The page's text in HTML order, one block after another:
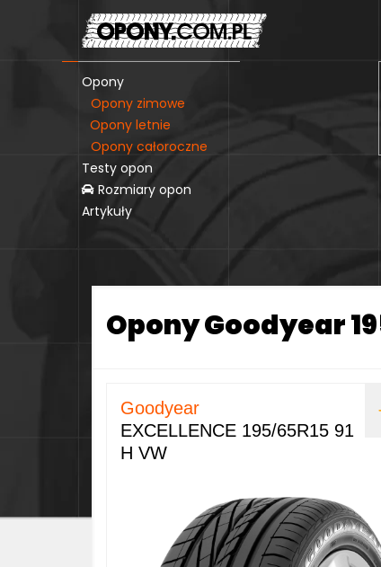
Opony
Opony zimowe
Opony letnie
Opony całoroczne
Testy opon
Rozmiary opon
Artykuły
Opony Goodyear
Goodyear
EXCELLENCE 195/65R15 91
H VW